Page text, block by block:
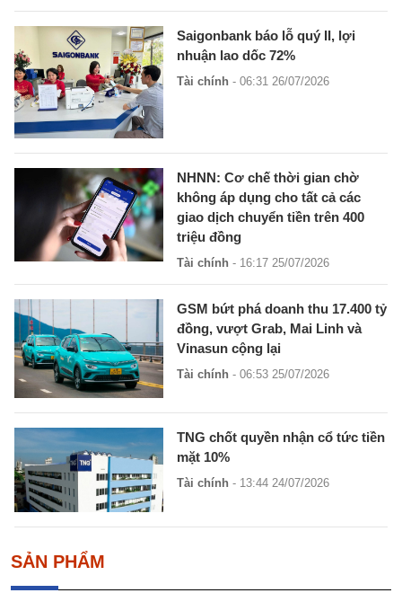
Saigonbank báo lỗ quý II, lợi
nhuận lao dốc 72%
Tài chính - 06:31 26/07/2026
NHNN: Cơ chế thời gian chờ
không áp dụng cho tất cả các
giao dịch chuyển tiền trên 400
triệu đồng
Tài chính - 16:17 25/07/2026
GSM bứt phá doanh thu 17.400 tỷ
đồng, vượt Grab, Mai Linh và
Vinasun cộng lại
Tài chính - 06:53 25/07/2026
TNG chốt quyền nhận cổ tức tiền
mặt 10%
Tài chính - 13:44 24/07/2026
SẢN PHẨM